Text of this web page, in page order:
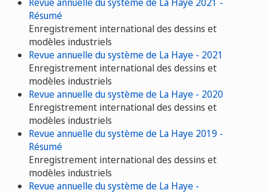
Résumé
Enregistrement international des dessins et
modèles industriels
Revue annuelle du système de La Haye - 2021
Enregistrement international des dessins et
modèles industriels
Revue annuelle du système de La Haye - 2020
Enregistrement international des dessins et
modèles industriels
Revue annuelle du système de La Haye 2019 -
Résumé
Enregistrement international des dessins et
modèles industriels
Revue annuelle du système de La Haye -